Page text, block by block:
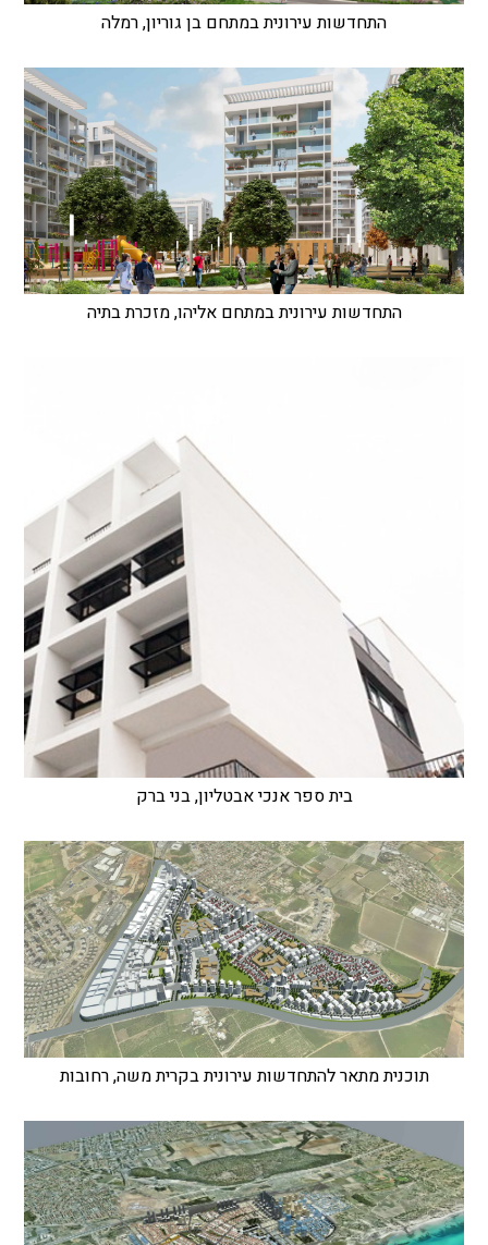
התחדשות עירונית במתחם בן גוריון, רמלה
התחדשות עירונית במתחם אליהו, מזכרת בתיה
בית ספר אנכי אבטליון, בני ברק
תוכנית מתאר להתחדשות עירונית בקרית משה, רחובות